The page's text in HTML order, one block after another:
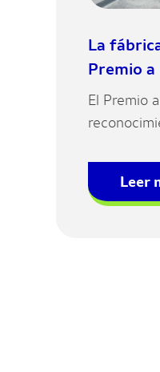
La
Premio a
El Premio
y en favor
Leer